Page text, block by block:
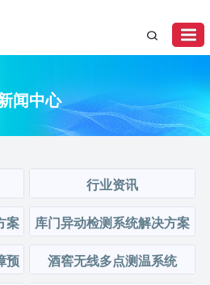
闻中心
行业资讯
案 库门异动检测系统解决方案
预
酒窖无线多点测温系统